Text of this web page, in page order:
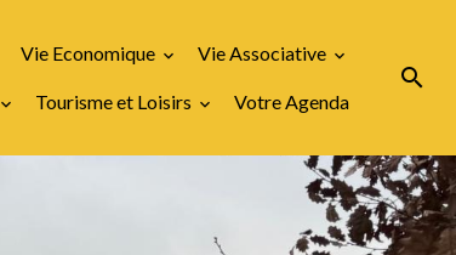
Vie Economique Vie Associative
Tourisme et Loisirs Votre Agenda